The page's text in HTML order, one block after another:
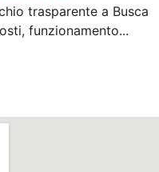
trasparente a Busca
funzionamento...